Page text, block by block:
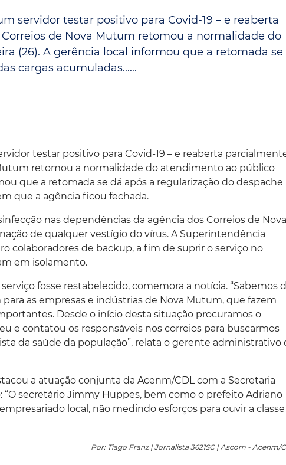
Proteção ao Crédito
Vante CRM
servidor testar positivo para Covid-19 – e reaberta
de Nova Mutum retomou a normalidade do
(26). A gerência local informou que a retomada se
cargas acumuladas......
testar positivo para Covid-19 – e reaberta
retomou a normalidade do atendimento ao público
que a retomada se dá após a regularização do despache
que a agência ficou fechada.
nas dependências da agência dos Correios de Nova
de qualquer vestígio do vírus. A Superintendência
colaboradores de backup, a fim de suprir o serviço no
em isolamento.
fosse restabelecido, comemora a notícia. “Sabemos
as empresas e indústrias de Nova Mutum, que fazem
Desde o início desta situação procuramos o
e contatou os responsáveis nos correios para buscarmos
da saúde da população”, relata o gerente administrativo
a atuação conjunta da Acenm/CDL com a Secretaria
secretário Jimmy Huppes, bem como o prefeito Adriano
local, não medindo esforços para ouvir a classe
Por: Tiago Franz | Jornalista 3621SC | Ascom - Acenm/